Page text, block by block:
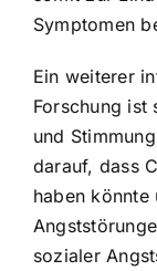
Symptomen
Ein weiterer
Forschung ist
und
darauf, dass
haben könnte
sozialer